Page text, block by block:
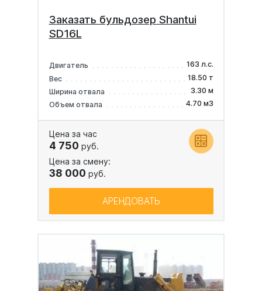
Заказать бульдозер Shantui
SD16L
Двигатель
163 л.с.
Вес
18.50 т
Ширина отвала
3.30 м
Объем отвала
4.70 м3
Цена за час
4 750 руб.
Цена за смену:
38 000 руб.
АРЕНДОВАТЬ